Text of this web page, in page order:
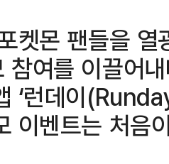
켓몬 팬들을
참여를 이끌어
‘런데이
이벤트는 처음